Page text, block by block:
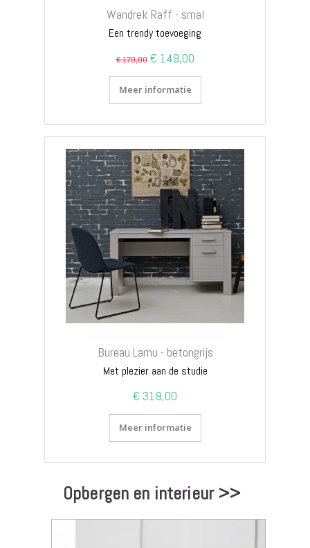
Wandrek Raff - smal
Een trendy toevoeging
€ 179,00 S
p
c
i
l
r
c
e
€ 149,00
Meer informatie
Bureau Lamu - betongrijs
Met plezier aan de studie
€ 319,00
Meer informatie
Opbergen en interieur >>